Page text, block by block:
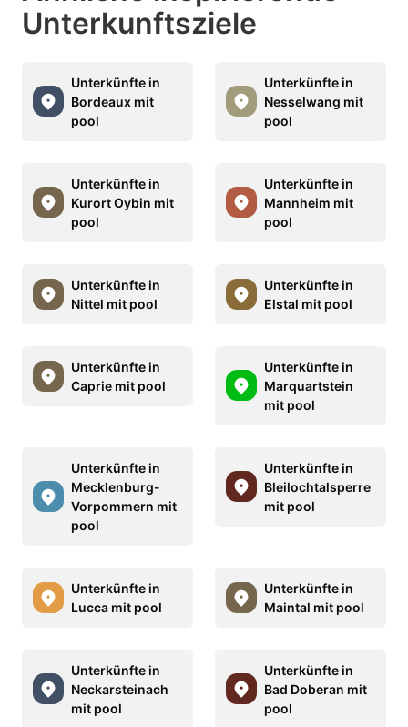
Unterkunftsziele
Unterkünfte in
Bordeaux mit
pool
Unterkünfte in
Nesselwang mit
pool
Unterkünfte in
Kurort Oybin mit
pool
Unterkünfte in
Mannheim mit
pool
Unterkünfte in
Nittel mit pool
Unterkünfte in
Elstal mit pool
Unterkünfte in
Caprie mit pool
Unterkünfte in
Marquartstein
mit pool
Unterkünfte in
Mecklenburg-
Vorpommern mit
pool
Unterkünfte in
Bleilochtalsperre
mit pool
Unterkünfte in
Lucca mit pool
Unterkünfte in
Maintal mit pool
Unterkünfte in
Neckarsteinach
mit pool
Unterkünfte in
Bad Doberan mit
pool